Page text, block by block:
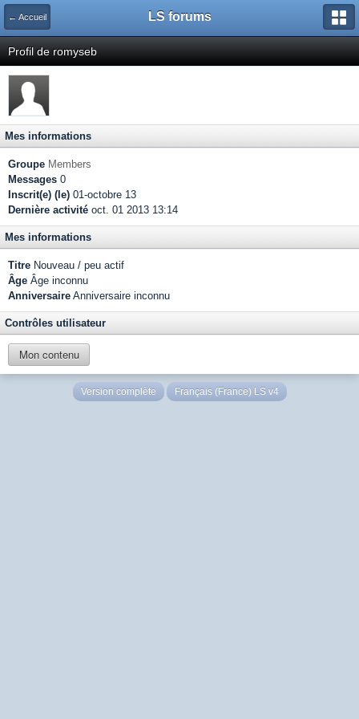
← Accueil LS forums
Profil de romyseb
Mes informations
Groupe Members
Messages 0
Inscrit(e) (le) 01-octobre 13
Dernière activité oct. 01 2013 13:14
Mes informations
Titre Nouveau / peu actif
Âge Âge inconnu
Anniversaire Anniversaire inconnu
Contrôles utilisateur
Mon contenu
Version complète Français (France) LS v4